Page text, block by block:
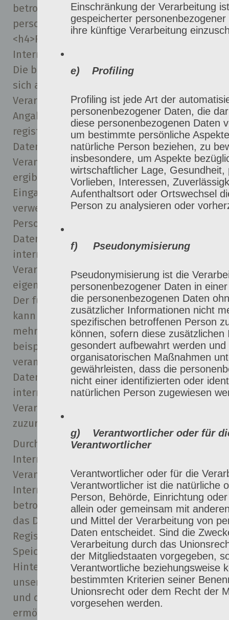
betroffene Person angegebenen
personenbezogenen Daten gespeichert.
<h4>Registrierung auf unserer
Internetseite</h4>
Die betroffene Person hat die Möglichkeit,
sich auf der Internetseite des für die
Verarbeitung Verantwortlichen unter
Angabe von personenbezogenen Daten zu
registrieren. Welche personenbezogenen
Daten dabei an den für die Verarbeitung
Verantwortlichen übermittelt werden,
ergibt sich aus der jeweiligen
Eingabemaske, die für die Registrierung
verwendet wird. Die von der betroffenen
Person eingegebenen personenbezogenen
Daten werden ausschließlich für die
interne Verwendung bei dem für die
Verarbeitung Verantwortlichen und für
eigene Zwecke erhoben und gespeichert.
Der für die Verarbeitung Verantwortliche
kann die Weitergabe an einen oder
mehrere Auftragsverarbeiter,
beispielsweise einen Paketdienstleister,
veranlassen, der die personenbezogenen
Daten ebenfalls ausschließlich für eine
interne Verwendung, die dem für die
Verarbeitung Verantwortlichen
zuzurechnen ist, nutzt.
Durch eine Registrierung auf der
Internetseite des für die Verarbeitung
Verantwortlichen wird ferner die vom
Internet-Service-Provider (ISP) der
betroffenen Person vergebene IP-Adresse,
das Datum sowie die Uhrzeit der
Registrierung gespeichert. Die
Speicherung dieser Daten erfolgt vor dem
Hintergrund, dass nur so der Missbrauch
unserer Dienste verhindert werden kann,
und diese Daten im Bedarfsfall
ermöglichen, begangene Straftaten
Einschränkung der Verarbeitung
gespeicherter
ihre künftige Verarbeitung
e) Profiling
Profiling ist jede Art der
personenbezogener Daten, die
diese personenbezogenen Daten
um bestimmte persönliche
natürliche Person beziehen, zu
insbesondere, um Aspekte
wirtschaftlicher Lage, Gesundheit,
Vorlieben, Interessen,
Aufenthaltsort oder Ortswechsel
Person zu analysieren oder
f) Pseudonymisierung
Pseudonymisierung ist die
personenbezogener Daten in
die personenbezogenen Daten
zusätzlicher Informationen nicht
spezifischen betroffenen Person
können, sofern diese zusätzlichen
gesondert aufbewahrt werden
organisatorischen Maßnahmen
gewährleisten, dass die
nicht einer identifizierten oder
natürlichen Person zugewiesen
g) Verantwortlicher oder für
Verantwortlicher
Verantwortlicher oder für die
Verantwortlicher ist die natürliche
Person, Behörde, Einrichtung
allein oder gemeinsam mit
und Mittel der Verarbeitung von
Daten entscheidet. Sind die
Verarbeitung durch das
der Mitgliedstaaten vorgegeben,
Verantwortliche beziehungsweise
bestimmten Kriterien seiner
Unionsrecht oder dem Recht der
vorgesehen werden.